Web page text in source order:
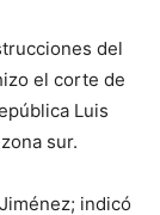
del
el corte de
Luis
sur.
indicó